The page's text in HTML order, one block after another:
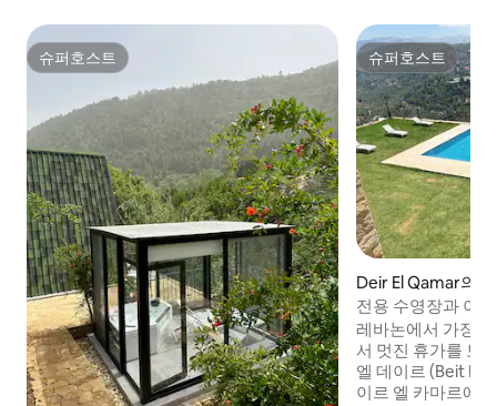
슈퍼호스트
슈퍼호스트 슈퍼호스트
슈퍼호스트
Deir El Qamar의
전용 수영장과 이
엘 데이르 저택
레바논에서 가장
서 멋진 휴가를 보
엘 데이르 (Beit El
이르 엘 카마르에